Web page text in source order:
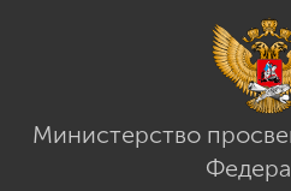
Министерство